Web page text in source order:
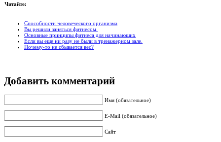
Читайте:
Способности человеческого организма
Вы решили заняться фитнесом.
Основные принципы фитнеса для начинающих
Если вы еще ни разу не были в тренажерном зале.
Почему-то не сбывается вес?
Добавить комментарий
Имя (обязательное)
E-Mail (обязательное)
Сайт